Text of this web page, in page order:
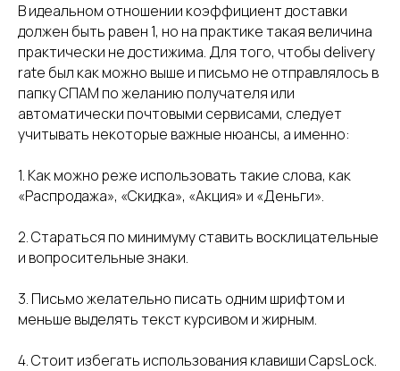
В идеальном отношении коэффициент доставки
должен быть равен 1, но на практике такая величина
практически не достижима. Для того, чтобы delivery
rate был как можно выше и письмо не отправлялось в
папку СПАМ по желанию получателя или
автоматически почтовыми сервисами, следует
учитывать некоторые важные нюансы, а именно:
1. Как можно реже использовать такие слова, как
«Распродажа», «Скидка», «Акция» и «Деньги».
2. Стараться по минимуму ставить восклицательные
и вопросительные знаки.
3. Письмо желательно писать одним шрифтом и
меньше выделять текст курсивом и жирным.
4. Стоит избегать использования клавиши CapsLock.